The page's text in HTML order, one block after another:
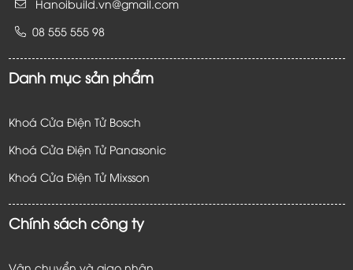
Hanoibuild.vn@gmail.com
08 555 555 98
Danh mục sản phẩm
Khoá Cửa Điện Tử Bosch
Khoá Cửa Điện Tử Panasonic
Khoá Cửa Điện Tử Mixsson
Chính sách công ty
Vận chuyển và giao nhận